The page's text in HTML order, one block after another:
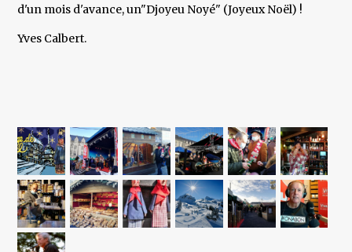
d'un mois d'avance, un"Djoyeu Noyé" (Joyeux Noël) !
Yves Calbert.